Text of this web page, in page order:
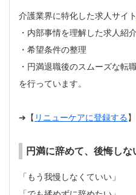
介護業界に特化した求人サイト
・内部事情を理解した求人紹介
・希望条件の整理
・円満退職後のスムーズな転
を行っています。
➔【 リニューケアに登録する】
円満に辞めて、後悔し
「もう我慢しなくていい」